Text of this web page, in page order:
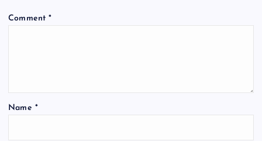
Comment*
Name *